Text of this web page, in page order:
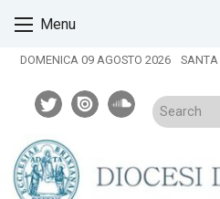
content
Menu
DOMENICA 09 AGOSTO 2026
SANTA
twitterissuusoundcloud